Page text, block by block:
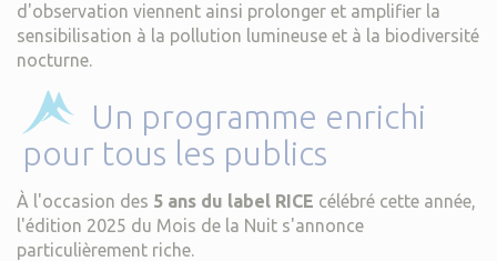
d'observation viennent ainsi prolonger et amplifier la
sensibilisation à la pollution lumineuse et à la biodiversité
nocturne.
Un programme enrichi
pour tous les publics
À l'occasion des 5 ans du label RICE célébré cette année,
l'édition 2025 du Mois de la Nuit s'annonce
particulièrement riche.